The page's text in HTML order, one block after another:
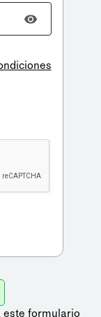
este formulario